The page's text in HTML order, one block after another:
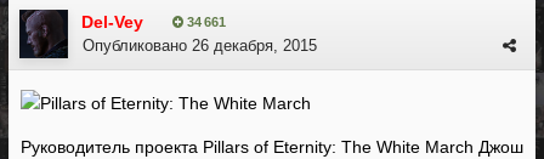
Del-Vey 34 661
Опубликовано 26 декабря, 2015
Руководитель проекта Pillars of Eternity: The White March Джош